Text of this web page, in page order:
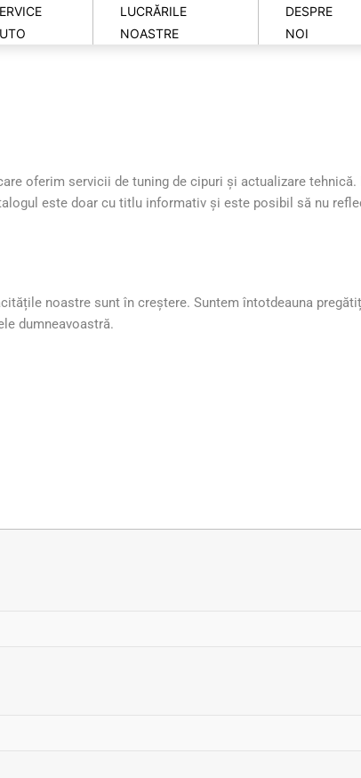
LUCRĂRILE
NOASTRE
DESPRE
NOI
oferim servicii de tuning de cipuri și actualizare tehnică.
este doar cu titlu informativ și este posibil să nu
noastre sunt în creștere. Suntem întotdeauna
dumneavoastră.